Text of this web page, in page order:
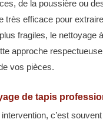
de la poussière ou
très efficace pour
fragiles, le nettoyage
approche
vos pièces.
de tapis
c’est